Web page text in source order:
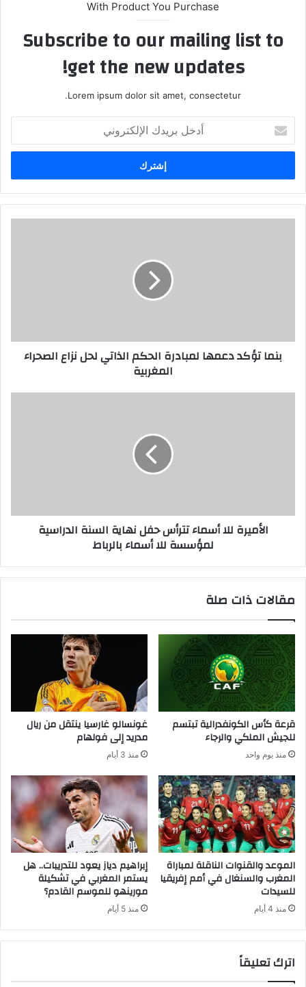
With Product You Purchase
Subscribe to our mailing list to
get the new updates!
Lorem ipsum dolor sit amet, consectetur.
خ
ب
ر
بنما تؤكد دعمها لمبادرة الحكم الذاتي لحل نزاع الصحراء
المغربية
الأميرة للا أسماء تترأس حفل نهاية السنة الدراسية
لمؤسسة للا أسماء بالرباط
مقالات ذات صلة
قرعة كأس الكونفدرالية تبتسم
للجيش الملكي والرجاء
منذ يوم واحد
غونسالو غارسيا ينتقل من ريال
مدريد إلى فولهام
منذ 3 أيام
الموعد والقنوات الناقلة لمباراة
المغرب والسنغال في أمم إفريقيا
للسيدات
منذ 4 أيام
إبراهيم دياز يعود للتدريبات.. هل
يستمر المغربي في تشكيلة
مورينهو للموسم القادم؟
منذ 5 أيام
اترك تعليقاً